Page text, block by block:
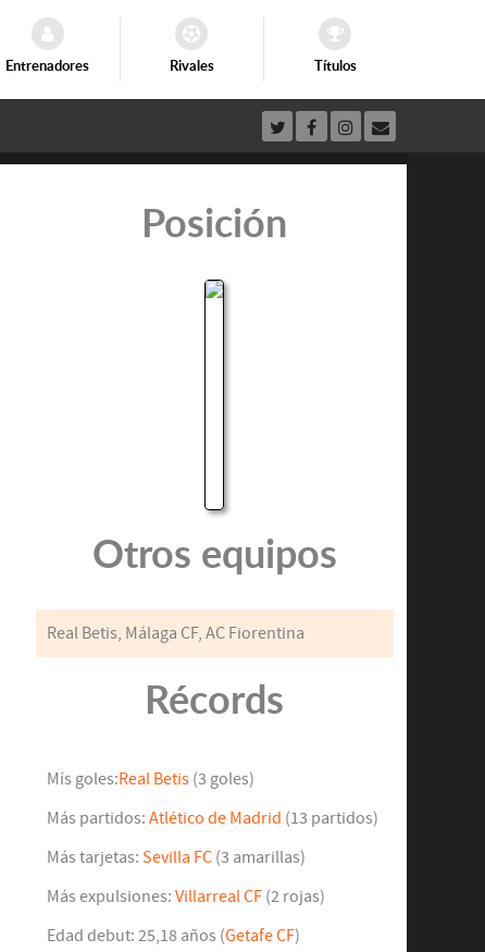
Entrenadores Rivales Títulos
Posición
Otros equipos
Real Betis, Málaga CF, AC Fiorentina
Récords
Mís goles:Real Betis(3 goles)
Más partidos: Atlético de Madrid (13 partidos)
Más tarjetas: Sevilla FC(3 amarillas)
Más expulsiones: Villarreal CF(2 rojas)
Edad debut: 25,18 años (Getafe CF)